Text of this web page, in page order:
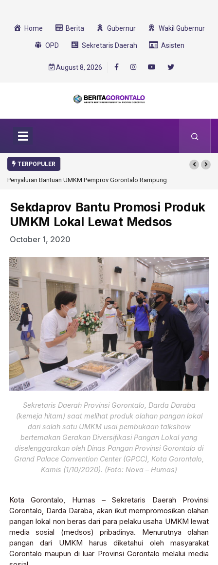
Home Berita Gubernur Wakil Gubernur
OPD Sekretaris Daerah Asisten
August 8, 2026
TERPOPULER
Rampung Gorontalo Ikut Dukung Program SMA Unggul Garuda
Sekdaprov Bantu Promosi Produk
UMKM Lokal Lewat Medsos
October 1, 2020
Sekretaris Daerah Provinsi Gorontalo, Darda Daraba
(kemeja hitam) saat melihat produk olahan pangan lokal
dari salah satu UMKM usai pembukaan talkshow
bertemakan Gerakan Diversifikasi Pangan Lokal yang
diselenggarakan oleh Dinas Pangan Provinsi Gorontalo di
Grand Palace Convention Center (GPCC), Kota Gorontalo,
Kamis (1/10/2020). (Foto: Nova – Humas)
Kota Gorontalo, Humas – Sekretaris Daerah Provinsi
Gorontalo, Darda Daraba, akan ikut mempromosikan olahan
pangan lokal non beras dari para pelaku usaha UMKM lewat
media sosial (medsos) pribadinya. Menurutnya olahan
pangan dari UMKM harus diketahui oleh masyarakat
Gorontalo maupun di luar Provinsi Gorontalo melalui media